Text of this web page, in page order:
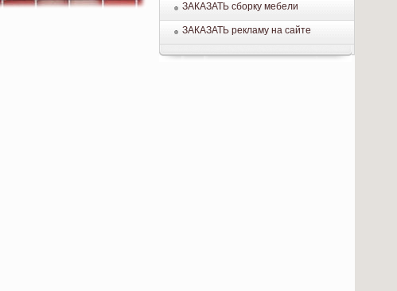
ЗАКАЗАТЬ сборку мебели
ЗАКАЗАТЬ рекламу на сайте